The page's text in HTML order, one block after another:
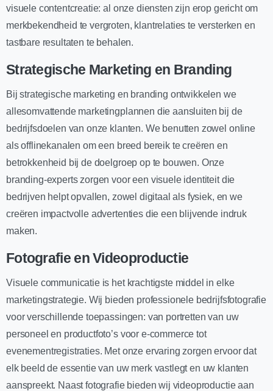
visuele contentcreatie: al onze diensten zijn erop gericht om
merkbekendheid te vergroten, klantrelaties te versterken en
tastbare resultaten te behalen.
Strategische Marketing en Branding
Bij strategische marketing en branding ontwikkelen we
allesomvattende marketingplannen die aansluiten bij de
bedrijfsdoelen van onze klanten. We benutten zowel online
als offlinekanalen om een breed bereik te creëren en
betrokkenheid bij de doelgroep op te bouwen. Onze
branding-experts zorgen voor een visuele identiteit die
bedrijven helpt opvallen, zowel digitaal als fysiek, en we
creëren impactvolle advertenties die een blijvende indruk
maken.
Fotografie en Videoproductie
Visuele communicatie is het krachtigste middel in elke
marketingstrategie. Wij bieden professionele bedrijfsfotografie
voor verschillende toepassingen: van portretten van uw
personeel en productfoto’s voor e-commerce tot
evenementregistraties. Met onze ervaring zorgen ervoor dat
elk beeld de essentie van uw merk vastlegt en uw klanten
aanspreekt. Naast fotografie bieden wij videoproductie aan